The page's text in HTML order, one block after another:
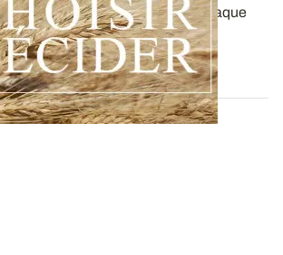
préconisations adaptées à chaque
de fertilisation...